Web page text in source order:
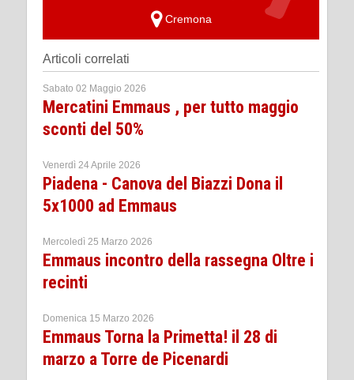
Cremona
Articoli correlati
Sabato 02 Maggio 2026
Mercatini Emmaus , per tutto maggio
sconti del 50%
Venerdì 24 Aprile 2026
Piadena - Canova del Biazzi Dona il
5x1000 ad Emmaus
Mercoledì 25 Marzo 2026
Emmaus incontro della rassegna Oltre i
recinti
Domenica 15 Marzo 2026
Emmaus Torna la Primetta! il 28 di
marzo a Torre de Picenardi